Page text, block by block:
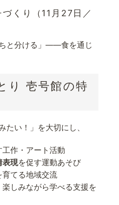
くり（11月27日／
ちと分ける」——食を通じ
り 壱号館の特
たい！」を大切にし、
工作・アート活動
表現を促す運動あそび
育てる地域交流
しみながら学べる支援を